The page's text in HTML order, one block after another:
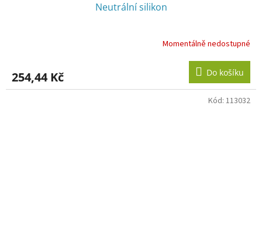
Neutrální silikon
Momentálně nedostupné
254,44 Kč Do košíku
Kód: 113032